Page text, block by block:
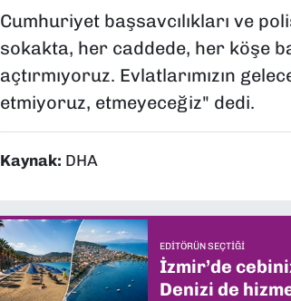
Cumhuriyet başsavcılıkları ve
sokakta, her caddede, her köşe
açtırmıyoruz. Evlatlarımızın
etmiyoruz, etmeyeceğiz" dedi.
Kaynak: DHA
EDITÖRÜN SEÇTIĞI
İzmir’de
Denizi de